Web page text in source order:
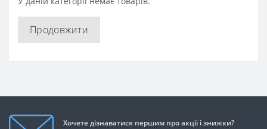
Продовжити
Хочете дізнаватися першим про акції і знижки?